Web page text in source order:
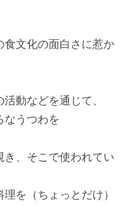
食文化の面白さに惹か
動などを通じて、
なうつわを
き、そこで使われてい
を（ちょっとだけ）